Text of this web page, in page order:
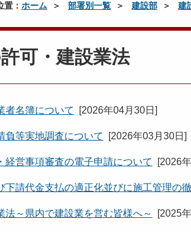
置： ホーム 部署別一覧 建設部 建
可・建設業法
者名簿について [2026年04月30日 ]
負等実地調査について [2026年03月30日 ]
経営事項審査の電子申請について [2026
下請代金支払の適正化並びに施工管理の
法～県内で建設業を営む皆様へ～ [2025